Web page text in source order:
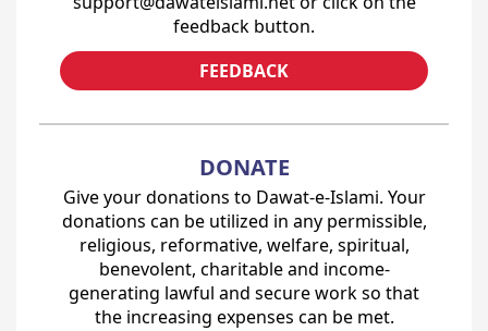
feedback button.
FEEDBACK
DONATE
Give your donations to Dawat-e-Islami. Your
donations can be utilized in any permissible,
religious, reformative, welfare, spiritual,
benevolent, charitable and income-
generating lawful and secure work so that
the increasing expenses can be met.